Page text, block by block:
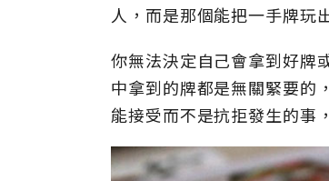
人，而是那個能把一手牌玩
你無法決定自己會拿到好牌
中拿到的牌都是無關緊要的
能接受而不是抗拒發生的事